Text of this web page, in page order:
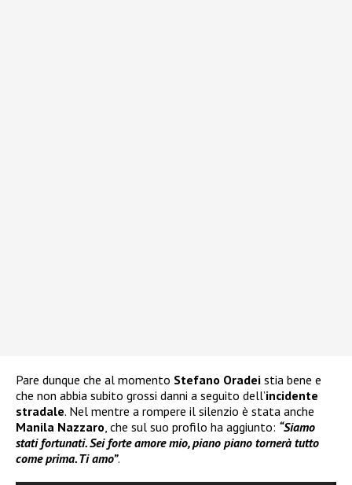
Pare dunque che al momento Stefano Oradei stia bene e
che non abbia subito grossi danni a seguito dell’incidente
stradale. Nel mentre a rompere il silenzio è stata anche
Manila Nazzaro, che sul suo profilo ha aggiunto: “Siamo
stati fortunati. Sei forte amore mio, piano piano tornerà tutto
come prima. Ti amo”.